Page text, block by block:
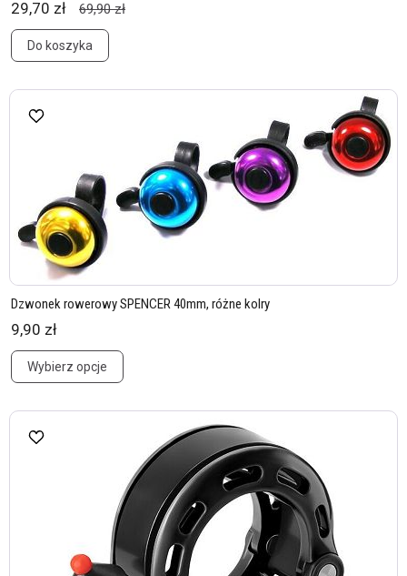
29,70 zł 69,90 zł
Do koszyka
Dzwonek rowerowy SPENCER 40mm, różne kolry
9,90 zł
Wybierz opcje